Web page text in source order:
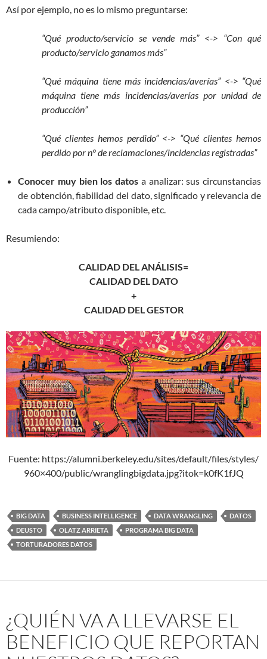
Así por ejemplo, no es lo mismo preguntarse:
“Qué producto/servicio se vende más” <-> “Con qué
producto/servicio ganamos más”
“Qué máquina tiene más incidencias/averías” <-> “Qué
máquina tiene más incidencias/averías por unidad de
producción”
“Qué clientes hemos perdido” <-> “Qué clientes hemos
perdido por nº de reclamaciones/incidencias registradas”
Conocer muy bien los datos a analizar: sus circunstancias
de obtención, fiabilidad del dato, significado y relevancia de
cada campo/atributo disponible, etc.
Resumiendo:
CALIDAD DEL ANÁLISIS=
CALIDAD DEL DATO
+
CALIDAD DEL GESTOR
Fuente: https://alumni.berkeley.edu/sites/default/files/styles/
960×400/public/wranglingbigdata.jpg?itok=k0fK1fJQ
BIG DATA BUSINESS INTELLIGENCE DATA WRANGLING
DATOS
DEUSTO
OLATZ ARRIETA
PROGRAMA BIG DATA
TORTURADORES DATOS
¿QUIÉN VA A LLEVARSE EL
BENEFICIO QUE REPORTAN